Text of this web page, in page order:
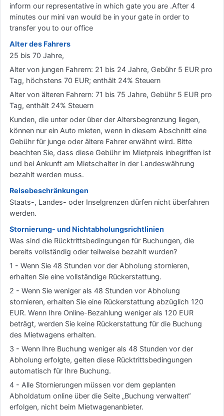
inform our representative in which gate you are .After 4
minutes our mini van would be in your gate in order to
transfer you to our office
Alter des Fahrers
25 bis 70 Jahre,
Alter von jungen Fahrern: 21 bis 24 Jahre, Gebühr 5 EUR pro
Tag, höchstens 70 EUR; enthält 24% Steuern
Alter von älteren Fahrern: 71 bis 75 Jahre, Gebühr 5 EUR pro
Tag, enthält 24% Steuern
Kunden, die unter oder über der Altersbegrenzung liegen,
können nur ein Auto mieten, wenn in diesem Abschnitt eine
Gebühr für junge oder ältere Fahrer erwähnt wird. Bitte
beachten Sie, dass diese Gebühr im Mietpreis inbegriffen ist
und bei Ankunft am Mietschalter in der Landeswährung
bezahlt werden muss.
Reisebeschränkungen
Staats-, Landes- oder Inselgrenzen dürfen nicht überfahren
werden.
Stornierung- und Nichtabholungsrichtlinien
Was sind die Rücktrittsbedingungen für Buchungen, die
bereits vollständig oder teilweise bezahlt wurden?
1 - Wenn Sie 48 Stunden vor der Abholung stornieren,
erhalten Sie eine vollständige Rückerstattung.
2 - Wenn Sie weniger als 48 Stunden vor Abholung
stornieren, erhalten Sie eine Rückerstattung abzüglich 120
EUR. Wenn Ihre Online-Bezahlung weniger als 120 EUR
beträgt, werden Sie keine Rückerstattung für die Buchung
des Mietwagens erhalten.
3 - Wenn Ihre Buchung weniger als 48 Stunden vor der
Abholung erfolgte, gelten diese Rücktrittsbedingungen
automatisch für Ihre Buchung.
4 - Alle Stornierungen müssen vor dem geplanten
Abholdatum online über die Seite „Buchung verwalten“
erfolgen, nicht beim Mietwagenanbieter.